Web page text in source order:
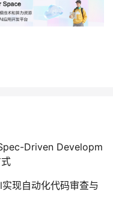
Driven Developm
现自动化代码审查与